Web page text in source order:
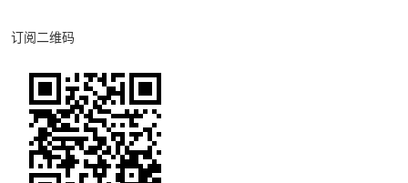
订阅二维码